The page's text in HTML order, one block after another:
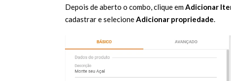
Depois de aberto o combo, clique emAdicionar
cadastrar e selecioneAdicionar propriedade.